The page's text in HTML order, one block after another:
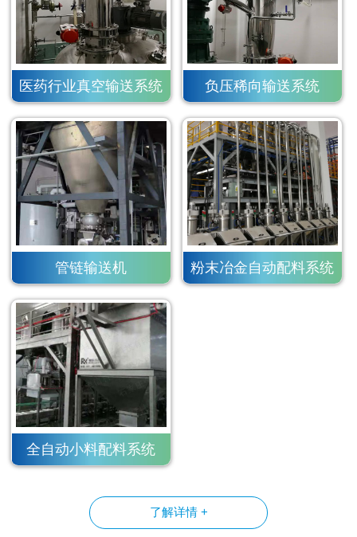
医药行业真空输送系统 负压稀向输送系统
管链输送机 粉末冶金自动配料系统
全自动小料配料系统
了解详情 +